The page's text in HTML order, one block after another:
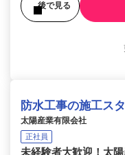
後で見る
防水工事の施工ス
太陽産業有限会社
正社員
未経験者大歓迎！太